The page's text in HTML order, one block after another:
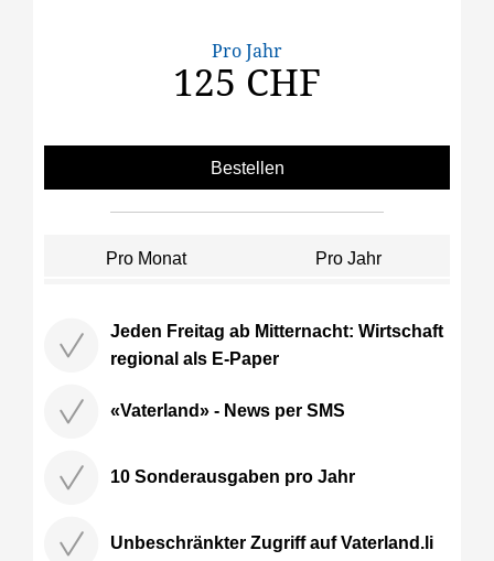
Pro Jahr
125 CHF
Bestellen
Pro Monat Pro Jahr
Jeden Freitag ab Mitternacht: Wirtschaft
regional als E-Paper
«Vaterland» - News per SMS
10 Sonderausgaben pro Jahr
Unbeschränkter Zugriff auf Vaterland.li